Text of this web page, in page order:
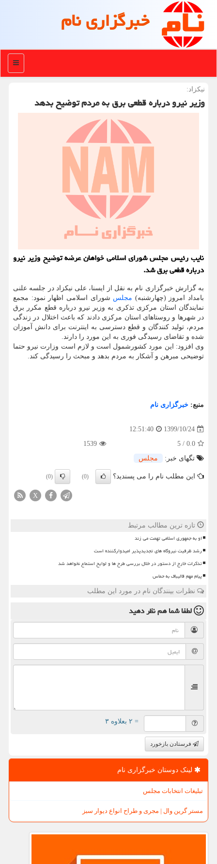
خبرگزاری نام
منو
نیكزاد:
وزیر نیرو درباره قطعی برق به مردم توضیح بدهد
نایب رئیس مجلس شورای اسلامی خواهان عرضه توضیح وزیر نیرو
درباره قطعی برق شد.
به گزارش خبرگزاری نام به نقل از ایسنا، علی نیکزاد در جلسه علنی
بامداد امروز (چهارشنبه) مجلس شورای اسلامی اظهار نمود: مجمع
نمایندگان استان مرکزی تذکری به وزیر نیرو درباره قطع مکرر برق
در شهرها و روستاهای استان مرکزی دادند که باعث اختلال در زندگی
مردم، تولید کنندگان و قطع دسترسی به اینترنت برای دانش آموزان
شده و تقاضای رسیدگی فوری به این مورد را دارند.
وی افزود: این مورد کشورشمول است و لازم است وزارت نیرو حتما
توضیحی مبرهن و آشکار به مردم بدهد و مبحث را رسیدگی کند.
منبع: خبرگزاری نام
1399/10/24
12:51:40
0.0
/
5
1539
تگهای خبر:
مجلس
این مطلب نام را می پسندید؟ (0)
(0)
X
تازه ترین مطالب مرتبط
او به جمهوری اسلامی تهمت می زند
رشد ظرفیت نیروگاه های تجدیدپذیر امیدوارکننده است
تذکرات خارج از دستور در خلال بررسی طرح ها و لوایح استماع نخواهد شد
پیام مهم قالیباف به حماس
نظرات بینندگان نام در مورد این مطلب
لطفا شما همنظر دهید
= ۲ بعلاوه ۳
فرستادن بازخورد
لینک دوستان خبرگزاری نام
تبلیغات انتخابات مجلس
مستر گرین وال | مجری و طراح انواع دیوار سبز